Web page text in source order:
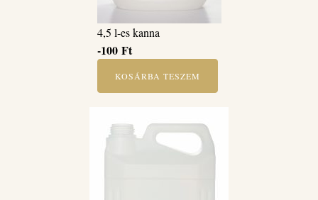
4,5 l-es kanna
-100 Ft
KOSÁRBA TESZEM